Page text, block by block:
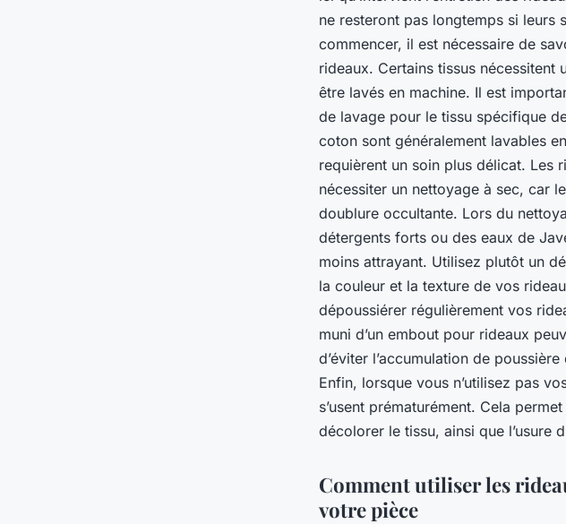
ne resteront pas longtemps si leurs
commencer, il est nécessaire de
rideaux. Certains tissus nécessitent
être lavés en machine. Il est
de lavage pour le tissu spécifique
coton sont généralement lavables
requièrent un soin plus délicat. Les
nécessiter un nettoyage à sec, car
doublure occultante. Lors du
détergents forts ou des eaux de
moins attrayant. Utilisez plutôt un
la couleur et la texture de vos
dépoussiérer régulièrement vos
muni d’un embout pour rideaux
d’éviter l’accumulation de
Enfin, lorsque vous n’utilisez pas
s’usent prématurément. Cela
décolorer le tissu, ainsi que l’usure
Comment utiliser les
votre pièce